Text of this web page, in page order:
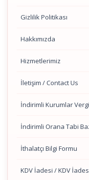
Gizlilik Politikası
Hakkımızda
Hizmetlerimiz
İletişim / Contact Us
İndirimli Kurumlar
İndirimli Orana Tabi
İthalatçı Bilgi Formu
KDV İadesi / KDV İadesi